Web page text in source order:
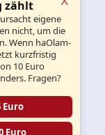
zählt
eigene
nicht, um die
Wenn haOlam-
kurzfristig
10 Euro
Fragen?
Euro
Euro